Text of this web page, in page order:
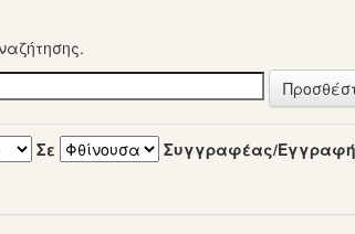
Σε Συγγραφέας/Εγγραφή